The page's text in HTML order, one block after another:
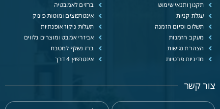
תקנון ותנאי שימוש
עגלת קניות
תשלום וסיום הזמנה
מעקב הזמנות
הצהרת נגישות
מדיניות פרטיות
ברזים לאמבטיה
אינטרפוצים ומוטות פינוק
תעלות ניקוז אופנתיות
אביזרי אמבט ומוצרים נלווים
ברז נשלף למטבח
אינטרפוץ 4 דרך
צור קשר